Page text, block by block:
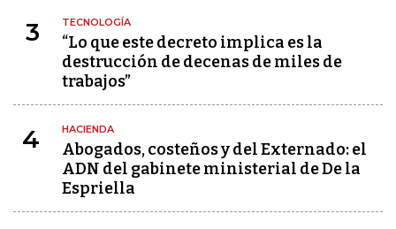
3 TECNOLOGÍA
“Lo que este decreto implica es la
destrucción de decenas de miles de
trabajos”
4 HACIENDA
Abogados, costeños y del Externado: el
ADN del gabinete ministerial de De la
Espriella